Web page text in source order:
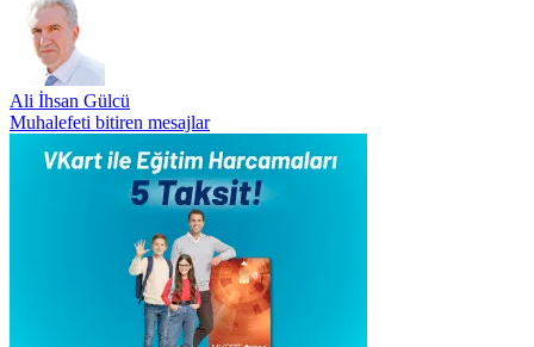
Ali İhsan Gülcü
Muhalefeti bitiren mesajlar